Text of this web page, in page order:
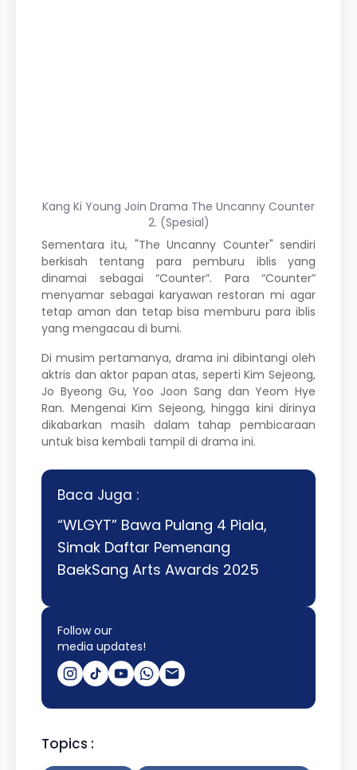
Kang Ki Young Join Drama The Uncanny Counter
2. (Spesial)
Sementara itu, "The Uncanny Counter" sendiri
berkisah tentang para pemburu iblis yang
dinamai sebagai “Counter”. Para “Counter”
menyamar sebagai karyawan restoran mi agar
tetap aman dan tetap bisa memburu para iblis
yang mengacau di bumi.
Di musim pertamanya, drama ini dibintangi oleh
aktris dan aktor papan atas, seperti Kim Sejeong,
Jo Byeong Gu, Yoo Joon Sang dan Yeom Hye
Ran. Mengenai Kim Sejeong, hingga kini dirinya
dikabarkan masih dalam tahap pembicaraan
untuk bisa kembali tampil di drama ini.
Baca Juga :
“WLGYT” Bawa Pulang 4 Piala,
Simak Daftar Pemenang
BaekSang Arts Awards 2025
Follow our
media updates!
Topics :